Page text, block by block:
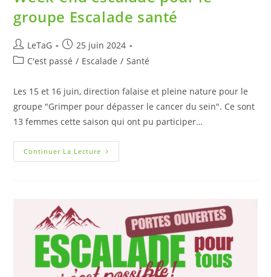
groupe Escalade santé
LeTaG
25 juin 2024
C'est passé / Escalade / Santé
Les 15 et 16 juin, direction falaise et pleine nature pour le
groupe "Grimper pour dépasser le cancer du sein". Ce sont
13 femmes cette saison qui ont pu participer…
Continuer La Lecture